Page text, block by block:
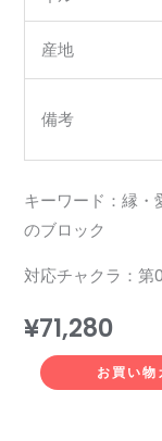
産地
備考
キーワード：縁・
のブロック
対応チャクラ：第
¥71,280
お買い物